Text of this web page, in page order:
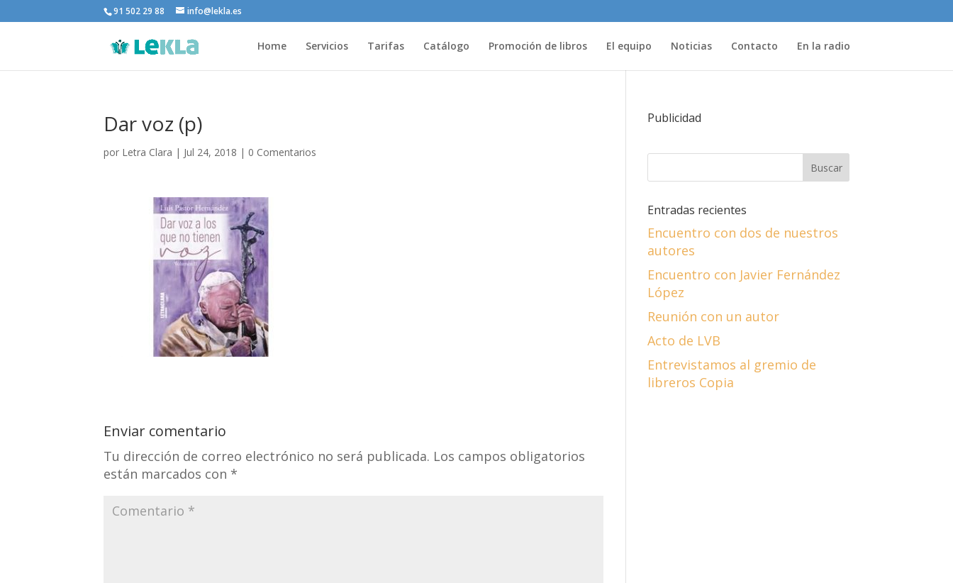
91 502 29 88 info@lekla.es
Home Servicios Tarifas Catálogo Promoción de libros El equipo Noticias Contacto En la radio
Dar voz (p)
por Letra Clara | Jul 24, 2018 | 0 Comentarios
Enviar comentario
Tu dirección de correo electrónico no será publicada. Los campos obligatorios
están marcados con *
Publicidad
Entradas recientes
Encuentro con dos de nuestros
autores
Encuentro con Javier Fernández
López
Reunión con un autor
Acto de LVB
Entrevistamos al gremio de
libreros Copia